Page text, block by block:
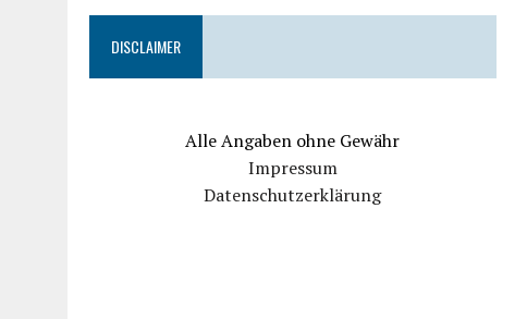
DISCLAIMER
Alle Angaben ohne Gewähr
Impressum
Datenschutzerklärung